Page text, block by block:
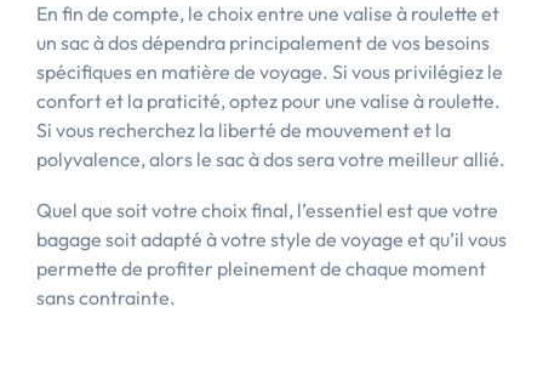
En fin de compte, le choix entre une valise à roulette et
un sac à dos dépendra principalement de vos besoins
spécifiques en matière de voyage. Si vous privilégiez le
confort et la praticité, optez pour une valise à roulette.
Si vous recherchez la liberté de mouvement et la
polyvalence, alors le sac à dos sera votre meilleur allié.
Quel que soit votre choix final, l’essentiel est que votre
bagage soit adapté à votre style de voyage et qu’il vous
permette de profiter pleinement de chaque moment
sans contrainte.